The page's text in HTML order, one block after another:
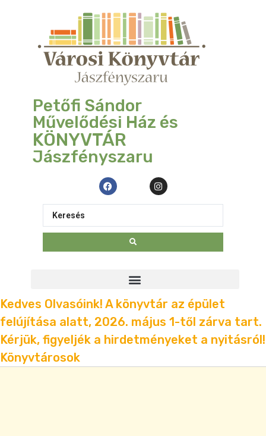
Petőfi Sándor
Művelődési Ház és
KÖNYVTÁR
Jászfényszaru
Kedves Olvasóink! A könyvtár az épület
felújítása alatt, 2026. május 1-től zárva tart.
Kérjük, figyeljék a hirdetményeket a nyitásról!
Könyvtárosok